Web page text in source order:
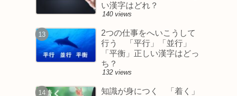
い漢字はどれ？
140 views
2つの仕事をへいこうして
行う 「平行」「並行」
「平衡」正しい漢字はどっ
ち？
132 views
知識が身につく 「着く」